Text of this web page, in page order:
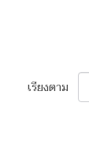
เรียงตาม